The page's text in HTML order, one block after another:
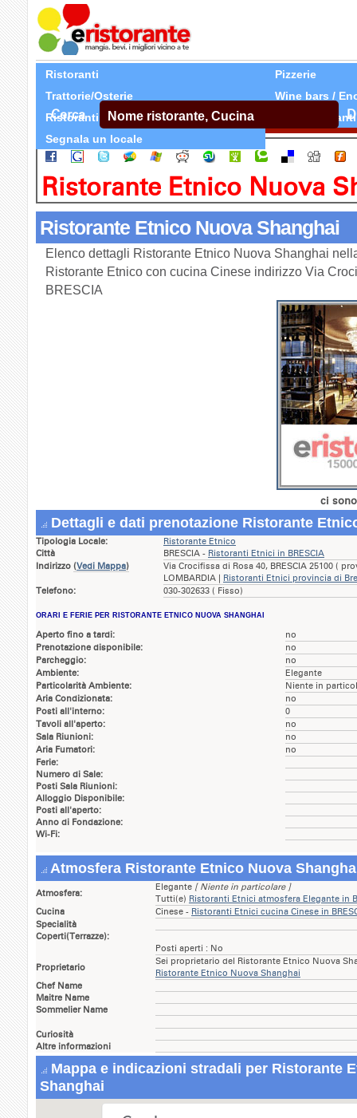
Ristoranti
Pizzerie
Trattorie/Osterie
Wine bars /
Ristoranti Etnici
Tutti Ristoranti
Segnala un locale
Cerca
Ristorante Etnico Nuova
Ristorante Etnico Nuova Shanghai
Elenco dettagli Ristorante Etnico Nuova Shanghai
Ristorante Etnico con cucina Cinese indirizzo Via
BRESCIA
ci
Dettagli e dati prenotazione Ristorante
Tipologia Locale:
Ristorante Etnico
Città
BRESCIA - Ristoranti Etnici in BRESCIA
Indirizzo (Vedi Mappa)
Via Crocifissa di Rosa 40, BRESCIA 25100 (
LOMBARDIA | Ristoranti Etnici provincia di
Telefono:
030-302633 ( Fisso)
ORARI E FERIE PER RISTORANTE ETNICO NUOVA SHANGHAI
Aperto fino a tardi:
no
Prenotazione disponibile:
no
Parcheggio:
no
Ambiente:
Elegante
Particolarità Ambiente:
Niente in
Aria Condizionata:
no
Posti all'interno:
0
Tavoli all'aperto:
no
Sala Riunioni:
no
Aria Fumatori:
no
Ferie:
Numero di Sale:
Posti Sala Riunioni:
Alloggio Disponibile:
Posti all'aperto:
Anno di Fondazione:
Wi-Fi:
Atmosfera Ristorante Etnico Nuova
Atmosfera:
Elegante [ Niente in particolare ]
Tutti(e) Ristoranti Etnici atmosfera Elegante in
Cucina
Cinese - Ristoranti Etnici cucina Cinese in
Specialità
Coperti(Terrazze):
Posti aperti : No
Proprietario
Sei proprietario del Ristorante Etnico Nuova
Ristorante Etnico Nuova Shanghai
Chef Name
Maitre Name
Sommelier Name
Curiosità
Altre informazioni
Mappa e indicazioni stradali per Ristorante
Shanghai